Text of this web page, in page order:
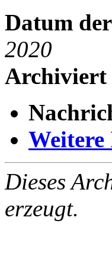
Datum
2020
Archiviert
Dieses
erzeugt.